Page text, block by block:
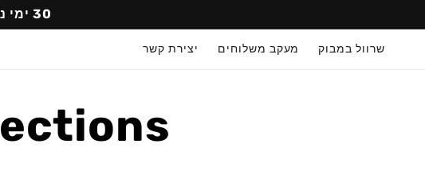
לתוכן
30 ימי ניסיון | אלפי לקוחות מרוצים | משלוחים חינם
שרוול במבוק מעקב משלוחים יצירת קשר